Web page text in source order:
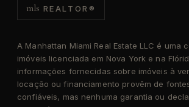
mls REALTOR®
A Manhattan Miami Real Estate LLC é uma
imóveis licenciada em Nova York e na
informações fornecidas sobre imóveis à
locação ou financiamento provêm de
confiáveis, mas nenhuma garantia ou